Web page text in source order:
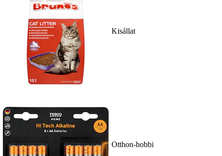
Kisállat
Otthon-hobbi